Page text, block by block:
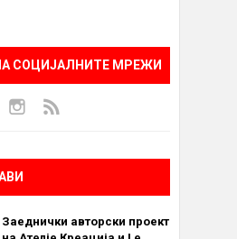
СОЦИЈАЛНИТЕ МРЕЖИ
Заеднички авторски проект